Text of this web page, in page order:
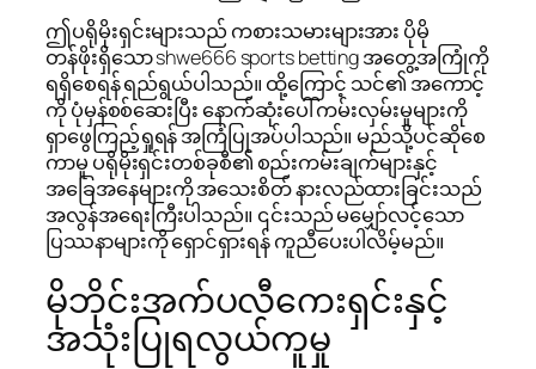
ဤပရိုမိုးရှင်းများသည် ကစားသမားများအား ပိုမို
တန်ဖိုးရှိသော shwe666 sports betting အတွေ့အကြုံကို
ရရှိစေရန် ရည်ရွယ်ပါသည်။ ထို့ကြောင့် သင်၏ အကောင့်
ကို ပုံမှန်စစ်ဆေးပြီး နောက်ဆုံးပေါ် ကမ်းလှမ်းမှုများကို
ရှာဖွေကြည့်ရှုရန် အကြံပြုအပ်ပါသည်။ မည်သို့ပင်ဆိုစေ
ကာမူ ပရိုမိုးရှင်းတစ်ခုစီ၏ စည်းကမ်းချက်များနှင့်
အခြေအနေများကို အသေးစိတ် နားလည်ထားခြင်းသည်
အလွန်အရေးကြီးပါသည်။ ၎င်းသည် မမျှော်လင့်သော
ပြဿနာများကို ရှောင်ရှားရန် ကူညီပေးပါလိမ့်မည်။
မိုဘိုင်းအက်ပလီကေးရှင်းနှင့်
အသုံးပြုရလွယ်ကူမှု